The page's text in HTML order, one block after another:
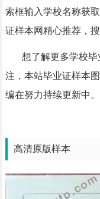
索框输入学校名称获
证样本网精心推荐，
想了解更多学校毕
注，本站毕业证样本
编在努力持续更新中。
高清原版样本